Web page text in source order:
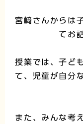
宮﨑さんからは
てお
授業では、子ど
て、児童が自分
また、みんな考